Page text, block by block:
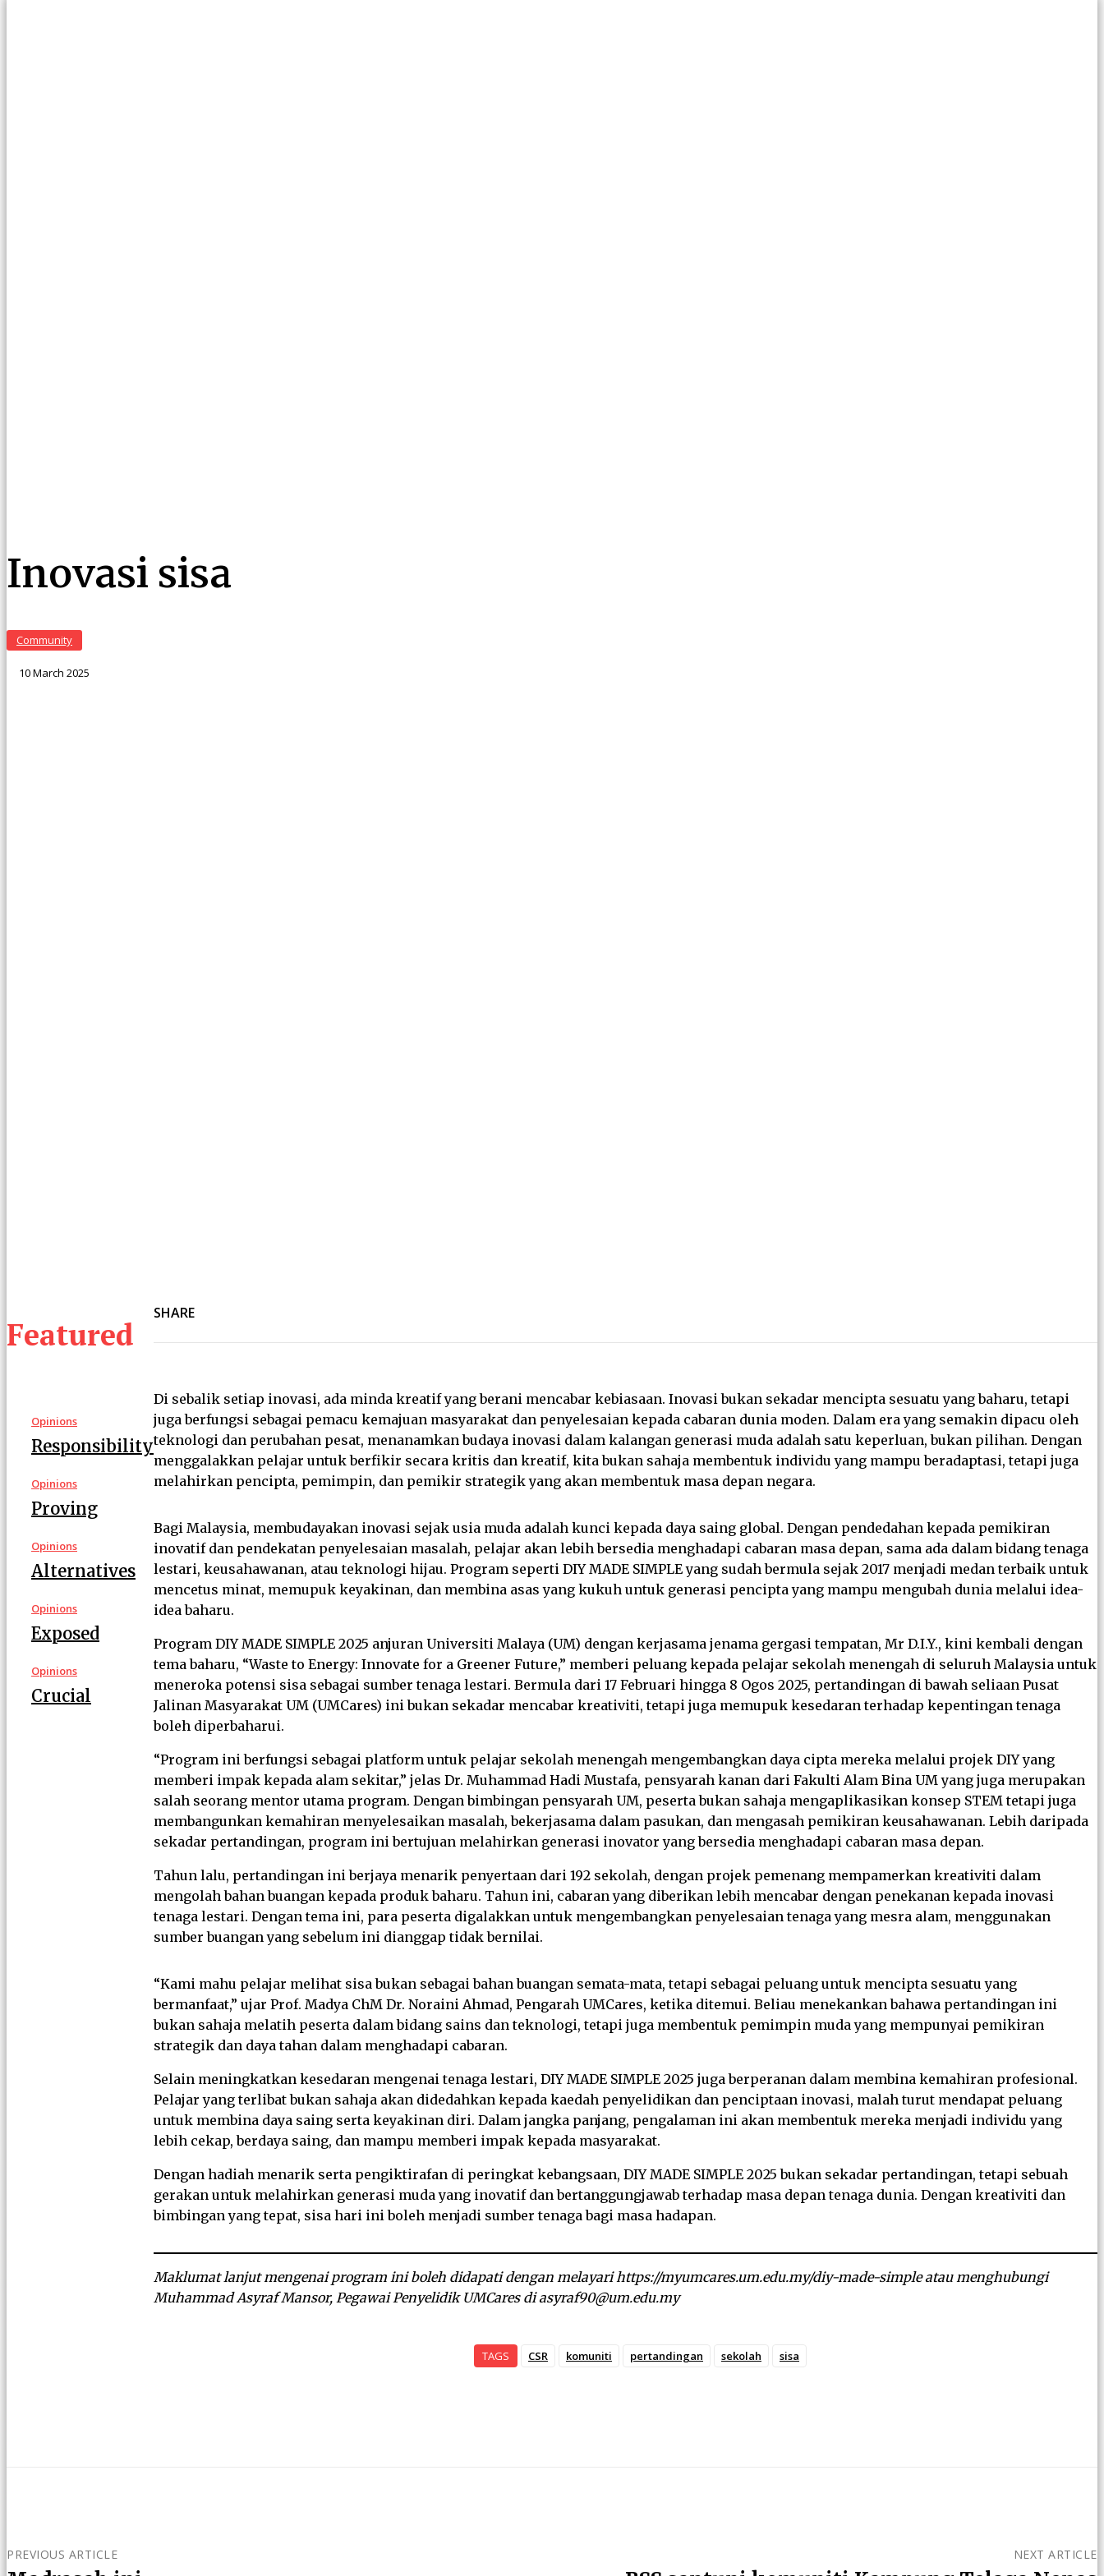
Inovasi sisa
Community
10 March 2025
Featured
Opinions
Responsibility
Opinions
Proving
Opinions
Alternatives
Opinions
Exposed
Opinions
Crucial
SHARE
Di sebalik setiap inovasi, ada minda kreatif yang berani mencabar kebiasaan. Inovasi bukan sekadar mencipta sesuatu yang baharu, tetapi
juga berfungsi sebagai pemacu kemajuan masyarakat dan penyelesaian kepada cabaran dunia moden. Dalam era yang semakin dipacu oleh
teknologi dan perubahan pesat, menanamkan budaya inovasi dalam kalangan generasi muda adalah satu keperluan, bukan pilihan. Dengan
menggalakkan pelajar untuk berfikir secara kritis dan kreatif, kita bukan sahaja membentuk individu yang mampu beradaptasi, tetapi juga
melahirkan pencipta, pemimpin, dan pemikir strategik yang akan membentuk masa depan negara.
Bagi Malaysia, membudayakan inovasi sejak usia muda adalah kunci kepada daya saing global. Dengan pendedahan kepada pemikiran
inovatif dan pendekatan penyelesaian masalah, pelajar akan lebih bersedia menghadapi cabaran masa depan, sama ada dalam bidang tenaga
lestari, keusahawanan, atau teknologi hijau. Program seperti DIY MADE SIMPLE yang sudah bermula sejak 2017 menjadi medan terbaik untuk
mencetus minat, memupuk keyakinan, dan membina asas yang kukuh untuk generasi pencipta yang mampu mengubah dunia melalui idea-
idea baharu.
Program DIY MADE SIMPLE 2025 anjuran Universiti Malaya (UM) dengan kerjasama jenama gergasi tempatan, Mr D.I.Y., kini kembali dengan
tema baharu, “Waste to Energy: Innovate for a Greener Future,” memberi peluang kepada pelajar sekolah menengah di seluruh Malaysia untuk
meneroka potensi sisa sebagai sumber tenaga lestari. Bermula dari 17 Februari hingga 8 Ogos 2025, pertandingan di bawah seliaan Pusat
Jalinan Masyarakat UM (UMCares) ini bukan sekadar mencabar kreativiti, tetapi juga memupuk kesedaran terhadap kepentingan tenaga
boleh diperbaharui.
“Program ini berfungsi sebagai platform untuk pelajar sekolah menengah mengembangkan daya cipta mereka melalui projek DIY yang
memberi impak kepada alam sekitar,” jelas Dr. Muhammad Hadi Mustafa, pensyarah kanan dari Fakulti Alam Bina UM yang juga merupakan
salah seorang mentor utama program. Dengan bimbingan pensyarah UM, peserta bukan sahaja mengaplikasikan konsep STEM tetapi juga
membangunkan kemahiran menyelesaikan masalah, bekerjasama dalam pasukan, dan mengasah pemikiran keusahawanan. Lebih daripada
sekadar pertandingan, program ini bertujuan melahirkan generasi inovator yang bersedia menghadapi cabaran masa depan.
Tahun lalu, pertandingan ini berjaya menarik penyertaan dari 192 sekolah, dengan projek pemenang mempamerkan kreativiti dalam
mengolah bahan buangan kepada produk baharu. Tahun ini, cabaran yang diberikan lebih mencabar dengan penekanan kepada inovasi
tenaga lestari. Dengan tema ini, para peserta digalakkan untuk mengembangkan penyelesaian tenaga yang mesra alam, menggunakan
sumber buangan yang sebelum ini dianggap tidak bernilai.
“Kami mahu pelajar melihat sisa bukan sebagai bahan buangan semata-mata, tetapi sebagai peluang untuk mencipta sesuatu yang
bermanfaat,” ujar Prof. Madya ChM Dr. Noraini Ahmad, Pengarah UMCares, ketika ditemui. Beliau menekankan bahawa pertandingan ini
bukan sahaja melatih peserta dalam bidang sains dan teknologi, tetapi juga membentuk pemimpin muda yang mempunyai pemikiran
strategik dan daya tahan dalam menghadapi cabaran.
Selain meningkatkan kesedaran mengenai tenaga lestari, DIY MADE SIMPLE 2025 juga berperanan dalam membina kemahiran profesional.
Pelajar yang terlibat bukan sahaja akan didedahkan kepada kaedah penyelidikan dan penciptaan inovasi, malah turut mendapat peluang
untuk membina daya saing serta keyakinan diri. Dalam jangka panjang, pengalaman ini akan membentuk mereka menjadi individu yang
lebih cekap, berdaya saing, dan mampu memberi impak kepada masyarakat.
Dengan hadiah menarik serta pengiktirafan di peringkat kebangsaan, DIY MADE SIMPLE 2025 bukan sekadar pertandingan, tetapi sebuah
gerakan untuk melahirkan generasi muda yang inovatif dan bertanggungjawab terhadap masa depan tenaga dunia. Dengan kreativiti dan
bimbingan yang tepat, sisa hari ini boleh menjadi sumber tenaga bagi masa hadapan.
Maklumat lanjut mengenai program ini boleh didapati dengan melayari https://myumcares.um.edu.my/diy-made-simple atau menghubungi
Muhammad Asyraf Mansor, Pegawai Penyelidik UMCares di asyraf90@um.edu.my
TAGS CSR komuniti pertandingan sekolah sisa
PREVIOUS ARTICLE NEXT ARTICLE